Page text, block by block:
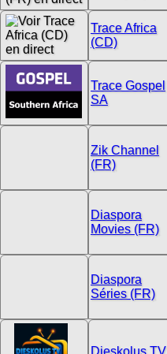
Trace Africa
(CD)
Trace Gospel
SA
Zik Channel
(FR)
Diaspora
Movies (FR)
Diaspora
Séries (FR)